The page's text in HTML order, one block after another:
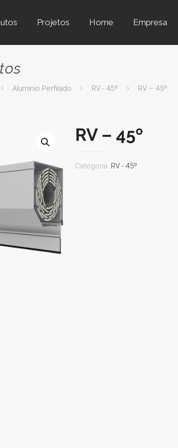
Projetos Home Empresa
Alumínio Perfilado RV - 45º RV – 45º
RV – 45º
Categoria: RV - 45º